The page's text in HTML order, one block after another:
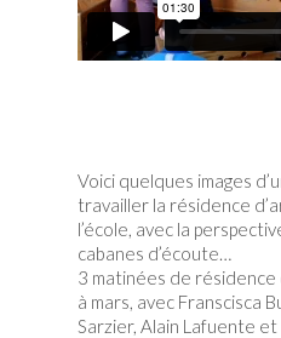
Voici quelques images
travailler la résidence
l’école, avec la
cabanes d’écoute…
3 matinées de résidence
à mars, avec Franscisca
Sarzier, Alain Lafuente